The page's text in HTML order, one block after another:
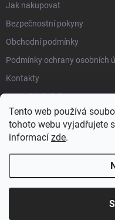
Tento web používá
tohoto webu vyjadřujete
informací zde.
Jak nakupovat
Bezpečnostní pokyny
Obchodní podmínky
Podmínky ochrany osobních
Kontakty
Moje objednávka